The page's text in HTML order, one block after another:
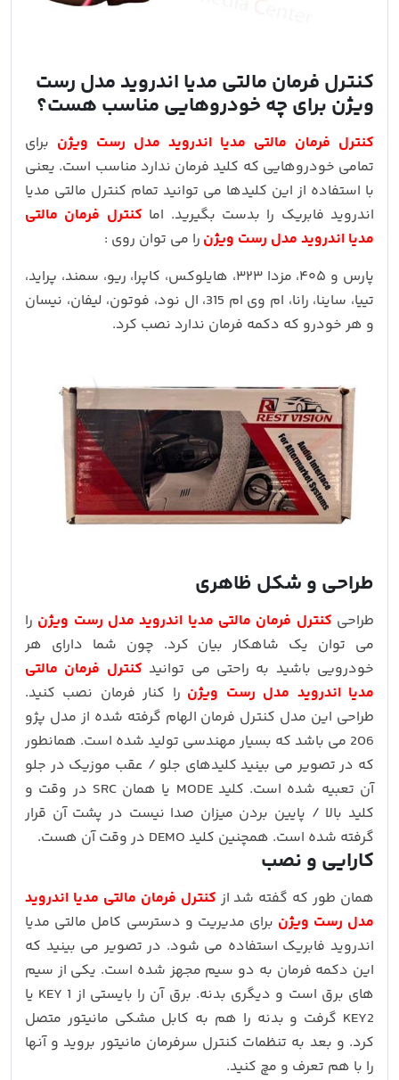
کنترل فرمان مالتی مدیا اندروید مدل رست
ویژن برای چه خودروهایی مناسب هست؟
کنترل فرمان مالتی مدیا اندروید مدل رست ویژن برای
تمامی خودروهایی که کلید فرمان ندارد مناسب است. یعنی
با استفاده از این کلیدها می توانید تمام کنترل مالتی مدیا
اندروید فابریک را بدست بگیرید. اما کنترل فرمان مالتی
مدیا اندروید مدل رست ویژن را می توان روی :
پارس و ۴۰۵، مزدا ۳۲۳، هایلوکس، کاپرا، ریو، سمند، پراید،
تییا، ساینا، رانا، ام وی ام 315، ال نود، فوتون، لیفان، نیسان
و هر خودرو که دکمه فرمان ندارد نصب کرد.
طراحی و شکل ظاهری
طراحی کنترل فرمان مالتی مدیا اندروید مدل رست ویژن را
می توان یک شاهکار بیان کرد. چون شما دارای هر
خودرویی باشید به راحتی می توانید کنترل فرمان مالتی
مدیا اندروید مدل رست ویژن را کنار فرمان نصب کنید.
طراحی این مدل کنترل فرمان الهام گرفته شده از مدل پژو
206 می باشد که بسیار مهندسی تولید شده است. همانطور
که در تصویر می بینید کلیدهای جلو / عقب موزیک در جلو
آن تعبیه شده است. کلید MODE یا همان SRC در وقت و
کلید بالا / پایین بردن میزان صدا نیست در پشت آن قرار
گرفته شده است. همچنین کلید DEMO در وقت آن هست.
کارایی و نصب
همان طور که گفته شد از کنترل فرمان مالتی مدیا اندروید
مدل رست ویژن برای مدیریت و دسترسی کامل مالتی مدیا
اندروید فابریک استفاده می شود. در تصویر می بینید که
این دکمه فرمان به دو سیم مجهز شده است. یکی از سیم
های برق است و دیگری بدنه. برق آن را بایستی از KEY 1 یا
KEY2 گرفت و بدنه را هم به کابل مشکی مانیتور متصل
کرد. و بعد به تنظمات کنترل سرفرمان مانیتور بروید و آنها
را با هم تعرف و مچ کنید.